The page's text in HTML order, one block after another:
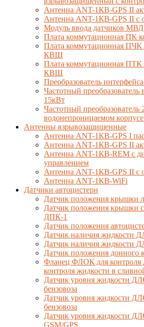
Антенна ANT-1КВ-GPS II
Антенна ANT-1КВ-GPS II с
Модуль ввода датчиков МВД
Плата коммутационная ПК
Плата коммутационная
КВШ
Плата коммутационная
КВШ
Преобразователь
Частотный
15кВт
Частотный преобразователь
водонепроницаемом
Антенны взрывозащищенные
Антенна ANT-1КВ-GPS I
Антенна ANT-1КВ-GPS II
Антенна ANT-1КВ-REM c
управлением
Антенна ANT-1КВ-GPS II с
Антенна ANT-1КВ-WiFi
Датчики автоцистерн
Датчик положения крышки
Датчик положения крышки
ДПК-1
Датчик положения
Датчик наличия жидкости
Датчик наличия жидкости
Датчик положения
Фланец ФЛОК для контроля
контроля жидкости в
Датчик уровня жидкости
бензовоза
Датчик уровня жидкости
бензовоза
Датчик уровня жидкости
GSM/GPS